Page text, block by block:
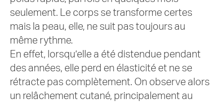
seulement. Le corps se transforme certes
mais la peau, elle, ne suit pas toujours au
même rythme.
En effet, lorsqu’elle a été distendue pendant
des années, elle perd en élasticité et ne se
rétracte pas complètement. On observe alors
un relâchement cutané, principalement au